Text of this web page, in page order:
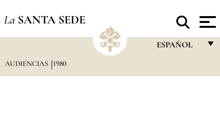
La SANTA SEDE
ESPAÑOL
AUDIENCIAS 1980